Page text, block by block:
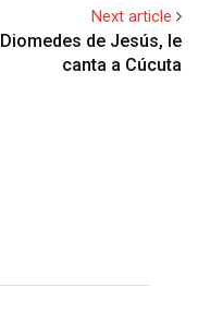
Next article
Diomedes de Jesús, le
canta a Cúcuta